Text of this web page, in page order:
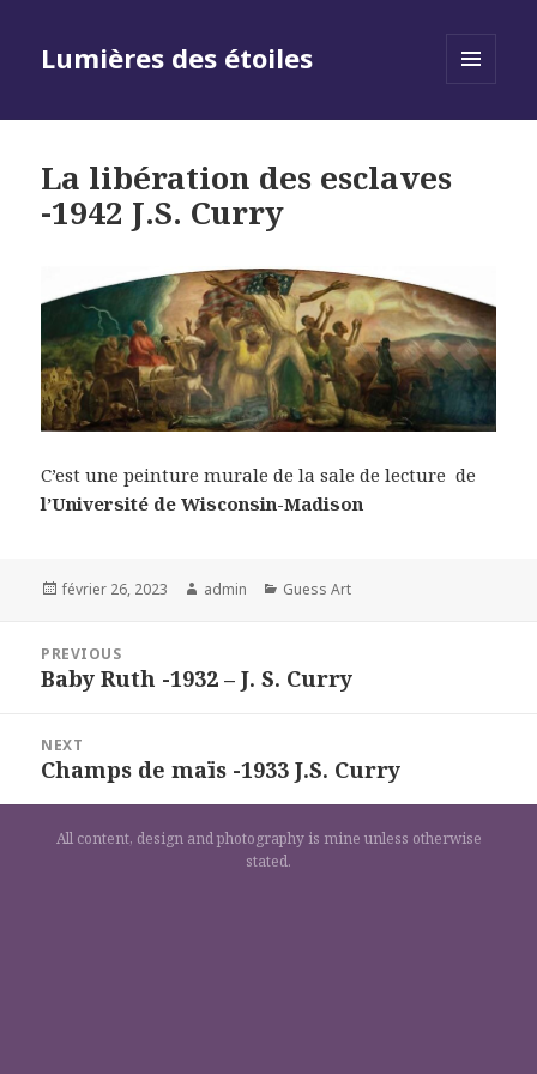
Lumières des étoiles
La libération des esclaves
-1942 J.S. Curry
C’est une peinture murale de la sale de lecture de
l’Université de Wisconsin-Madison
Posted
février 26, 2023 Author
admin Categories
Guess Art
l’article
PREVIOUS
Previous
Baby Ruth -1932 – J. S. Curry
NEXT
Next
post:
Champs de maïs -1933 J.S. Curry
All content, design and photography is mine unless otherwise
stated.